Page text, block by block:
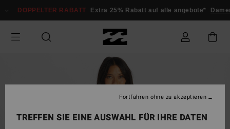
zur
springen
DOPPELTER RABATT Extra 25% Rabatt auf alle angebote*
TREFFEN SIE EINE AUSWAHL FÜR IHRE DATEN
Fortfahren ohne zu akzeptieren